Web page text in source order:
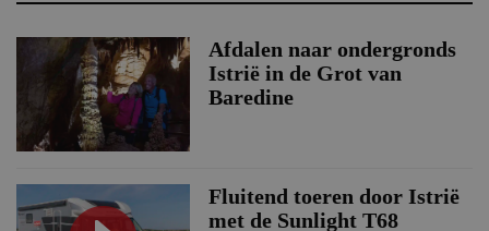
Afdalen naar ondergronds
Istrië in de Grot van
Baredine
Fluitend toeren door Istrië
met de Sunlight T68